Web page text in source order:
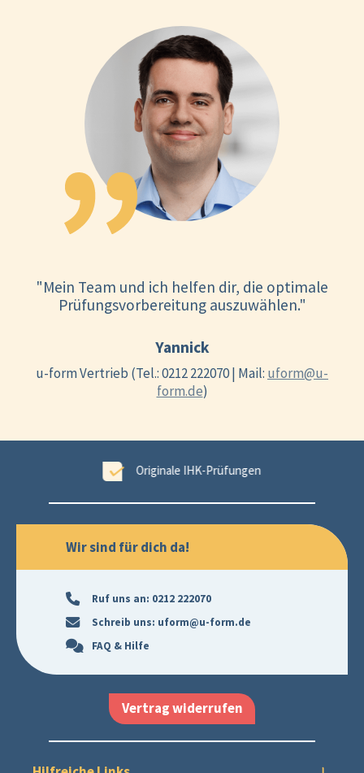
"Mein Team und ich helfen dir, die optimale
Prüfungsvorbereitung auszuwählen."
Yannick
u-form Vertrieb (Tel.: 0212 222070 | Mail: uform@u-
form.de)
Originale IHK-Prüfungen
Wir sind für dich da!
Ruf uns an: 0212 222070
Schreib uns: uform@u-form.de
FAQ & Hilfe
Vertrag widerrufen